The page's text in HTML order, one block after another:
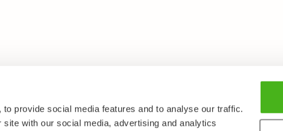
provide social media features and to analyse our traffic.
with our social media, advertising and analytics